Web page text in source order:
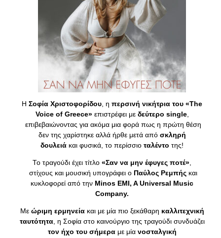
ΗΣοφία Χριστοφορίδου, ηπερσινή νικήτρια του «The
Voice of Greece»επιστρέφει με δεύτερο single,
επιβεβαιώνοντας για ακόμα μια φορά πως η πρώτη θέση
δεν της χαρίστηκε αλλά ήρθε μετά από σκληρή
δουλειά και φυσικά, το περίσσιοταλέντοτης!
Το τραγούδι έχει τίτλο«Σαν να μην έφυγες ποτέ»
στίχους και μουσική υπογράφει ο Παύλος Ρεμπήςκαι
κυκλοφορεί από την Minos EMI, A Universal Music
Company.
Με ώριμη ερμηνείακαι με μία πιο ξεκάθαρη καλλιτεχνική
ταυτότητα, η Σοφία στο καινούργιο της τραγούδι συνδυάζει
τον ήχο του σήμεραμε μία νοσταλγική